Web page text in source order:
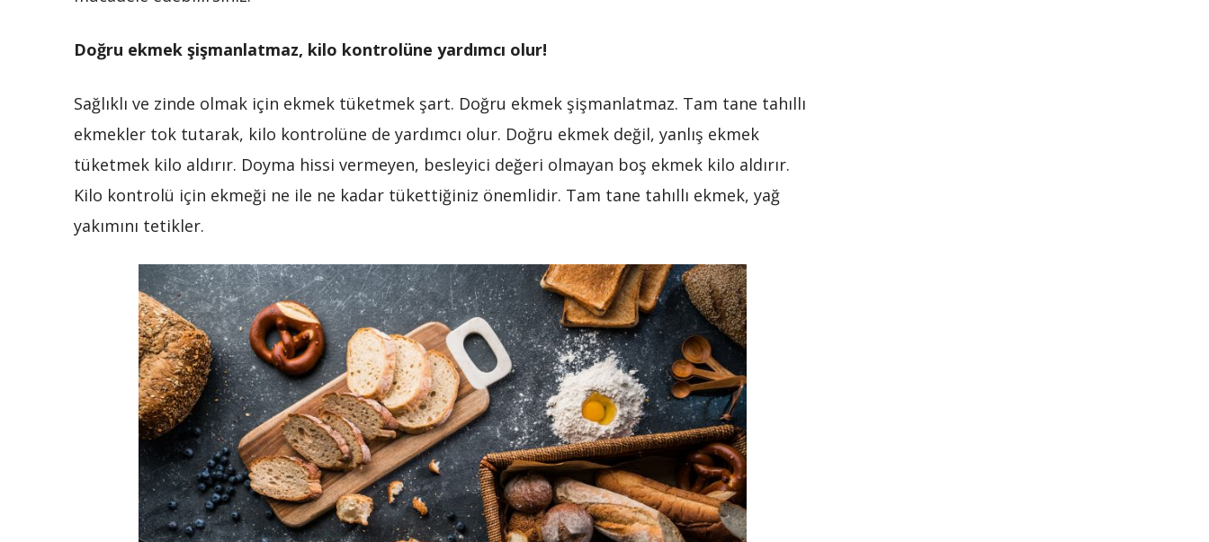
Doğru ekmek şişmanlatmaz, kilo kontrolüne yardımcı olur!
Sağlıklı ve zinde olmak için ekmek tüketmek şart. Doğru ekmek şişmanlatmaz. Tam tane tahıllı
ekmekler tok tutarak, kilo kontrolüne de yardımcı olur. Doğru ekmek değil, yanlış ekmek
tüketmek kilo aldırır. Doyma hissi vermeyen, besleyici değeri olmayan boş ekmek kilo aldırır.
Kilo kontrolü için ekmeği ne ile ne kadar tükettiğiniz önemlidir. Tam tane tahıllı ekmek, yağ
yakımını tetikler.